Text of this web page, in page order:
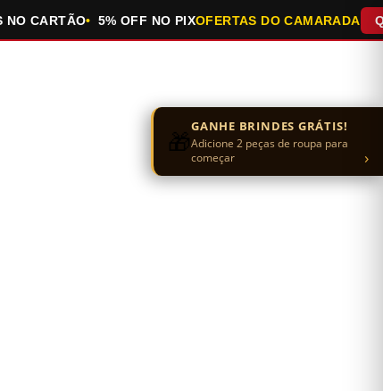
5% OFF NO PIXOFERTAS DO CAMARADA
🎁GANHE BRINDES GRÁTIS!
Adicione 2 peças de roupa para
começar
›